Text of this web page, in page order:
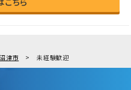
沼津市 未経験歓迎